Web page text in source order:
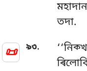
📜
তদা.
৯৩.